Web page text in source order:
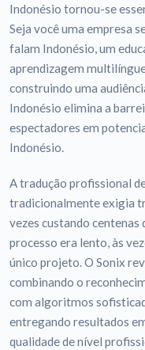
Indonésio tornou-se
Seja você uma empresa
falam Indonésio, um
aprendizagem
construindo uma
Indonésio elimina a
espectadores em
Indonésio.
A tradução profissional
tradicionalmente exigia
vezes custando centenas
processo era lento, às
único projeto. O Sonix
combinando o
com algoritmos
entregando resultados
qualidade de nível